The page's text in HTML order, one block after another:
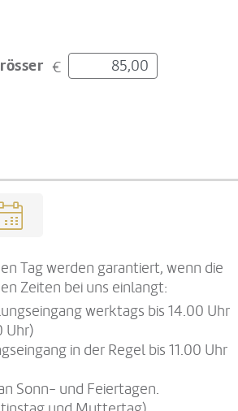
€
Tag werden garantiert, wenn die
Zeiten bei uns einlangt:
werktags bis 14.00 Uhr
Uhr)
in der Regel bis 11.00 Uhr
Sonn- und Feiertagen.